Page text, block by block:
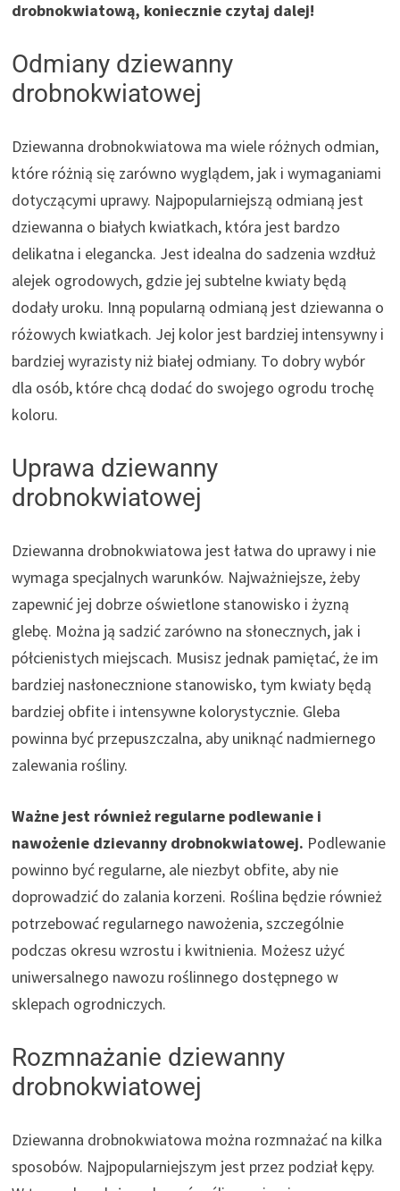
drobnokwiatową, koniecznie czytaj dalej!
Odmiany dziewanny
drobnokwiatowej
Dziewanna drobnokwiatowa ma wiele różnych odmian,
które różnią się zarówno wyglądem, jak i wymaganiami
dotyczącymi uprawy. Najpopularniejszą odmianą jest
dziewanna o białych kwiatkach, która jest bardzo
delikatna i elegancka. Jest idealna do sadzenia wzdłuż
alejek ogrodowych, gdzie jej subtelne kwiaty będą
dodały uroku. Inną popularną odmianą jest dziewanna o
różowych kwiatkach. Jej kolor jest bardziej intensywny i
bardziej wyrazisty niż białej odmiany. To dobry wybór
dla osób, które chcą dodać do swojego ogrodu trochę
koloru.
Uprawa dziewanny
drobnokwiatowej
Dziewanna drobnokwiatowa jest łatwa do uprawy i nie
wymaga specjalnych warunków. Najważniejsze, żeby
zapewnić jej dobrze oświetlone stanowisko i żyzną
glebę. Można ją sadzić zarówno na słonecznych, jak i
półcienistych miejscach. Musisz jednak pamiętać, że im
bardziej nasłonecznione stanowisko, tym kwiaty będą
bardziej obfite i intensywne kolorystycznie. Gleba
powinna być przepuszczalna, aby uniknąć nadmiernego
zalewania rośliny.
Ważne jest również regularne podlewanie i
nawożenie dzievanny drobnokwiatowej. Podlewanie
powinno być regularne, ale niezbyt obfite, aby nie
doprowadzić do zalania korzeni. Roślina będzie również
potrzebować regularnego nawożenia, szczególnie
podczas okresu wzrostu i kwitnienia. Możesz użyć
uniwersalnego nawozu roślinnego dostępnego w
sklepach ogrodniczych.
Rozmnażanie dziewanny
drobnokwiatowej
Dziewanna drobnokwiatowa można rozmnażać na kilka
sposobów. Najpopularniejszym jest przez podział kępy.